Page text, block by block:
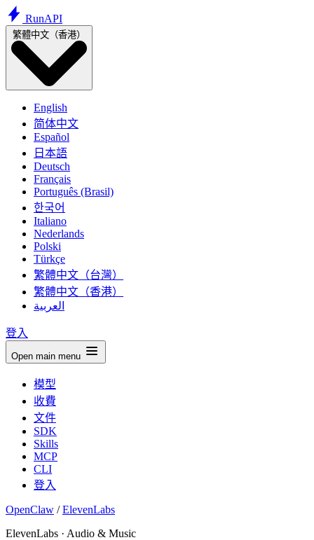
RunAPI
繁體中文（香港）
English
简体中文
Español
日本語
Deutsch
Français
Português (Brasil)
한국어
Italiano
Nederlands
Polski
Türkçe
繁體中文（台灣）
繁體中文（香港）
العربية
登入
Open main menu
模型
收費
文件
SDK
Skills
MCP
CLI
登入
OpenClaw /ElevenLabs
ElevenLabs · Audio & Music